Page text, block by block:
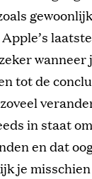
wanneer
tot de
in staat
en dat
je